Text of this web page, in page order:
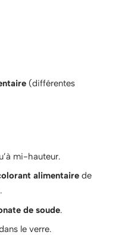
(différentes
mi-hauteur.
alimentaire de
de soude.
le verre.